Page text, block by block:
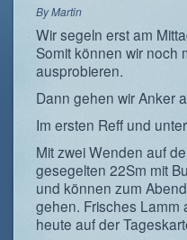
ByMartin
Wir segeln erst am
Somit können wir noch
ausprobieren.
Dann gehen wir Anker
Im ersten Reff und
Mit zwei Wenden auf
gesegelten 22Sm mit
und können zum
gehen. Frisches Lamm
heute auf der